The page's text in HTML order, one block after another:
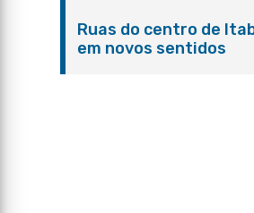
Ruas do centro de
em novos sentidos